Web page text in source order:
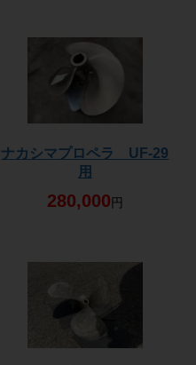
ナカシマプロペラ UF-29
用
280,000 円